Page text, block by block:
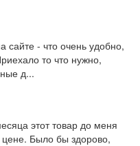
сайте - что очень удобно,
то что нужно,
д...
этот товар до меня
Было бы здорово,